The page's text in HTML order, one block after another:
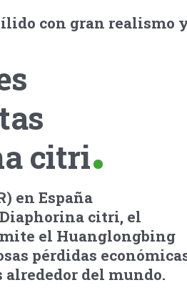
con gran realismo
citri
en España
citri, el
el Huanglongbing
pérdidas
del mundo.